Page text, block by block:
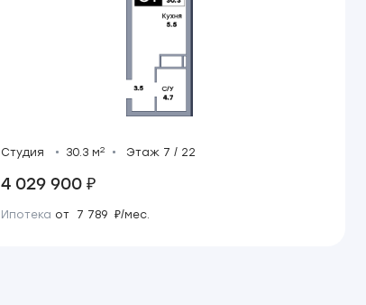
Студия 30.3 м2 Этаж 7 / 22
4 029 900 ₽
Ипотека от 7 789 ₽/мес.